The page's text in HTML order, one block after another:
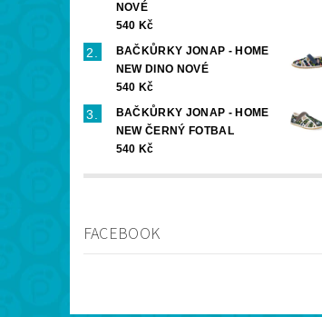
NOVÉ
540 Kč
BAČKŮRKY JONAP - HOME
NEW DINO NOVÉ
540 Kč
BAČKŮRKY JONAP - HOME
NEW ČERNÝ FOTBAL
540 Kč
FACEBOOK